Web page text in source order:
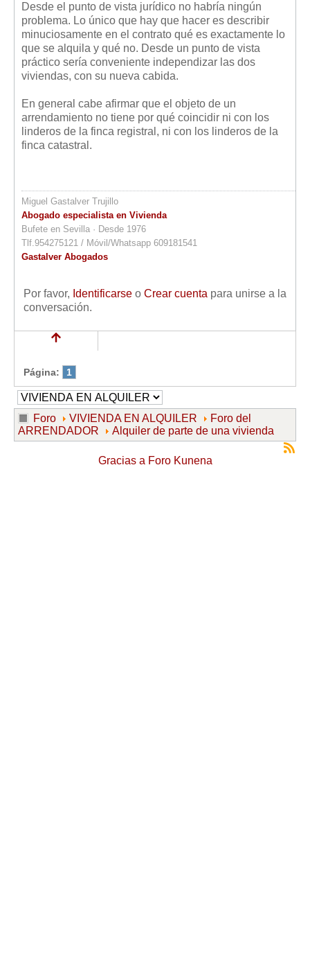
Desde el punto de vista jurídico no habría ningún
problema. Lo único que hay que hacer es describir
minuciosamente en el contrato qué es exactamente lo
que se alquila y qué no. Desde un punto de vista
práctico sería conveniente independizar las dos
viviendas, con su nueva cabida.
En general cabe afirmar que el objeto de un
arrendamiento no tiene por qué coincidir ni con los
linderos de la finca registral, ni con los linderos de la
finca catastral.
Miguel Gastalver Trujillo
Abogado especialista en Vivienda
Bufete en Sevilla · Desde 1976
Tlf.954275121 / Móvil/Whatsapp 609181541
Gastalver Abogados
Por favor, Identificarse o Crear cuenta para unirse a la
conversación.
Página: 1
Foro VIVIENDA EN ALQUILER
Foro del
ARRENDADOR
Alquiler de parte de una vivienda
Gracias a Foro Kunena